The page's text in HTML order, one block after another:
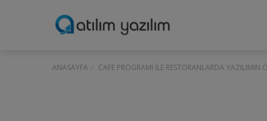
ANASAYFA CAFE PROGRAMI İLE RESTORANLARDA YAZILIMIN